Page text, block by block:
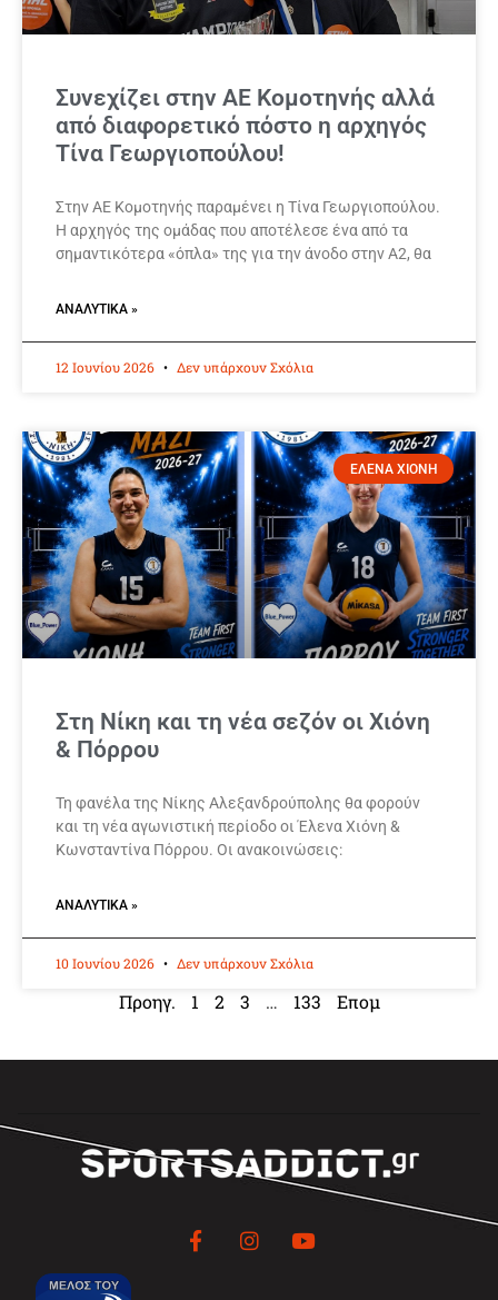
Συνεχίζει στην ΑΕ Κομοτηνής αλλά
από διαφορετικό πόστο η αρχηγός
Τίνα Γεωργιοπούλου!
Στην ΑΕ Κομοτηνής παραμένει η Τίνα Γεωργιοπούλου.
Η αρχηγός της ομάδας που αποτέλεσε ένα από τα
σημαντικότερα «όπλα» της για την άνοδο στην Α2, θα
ΑΝΑΛΥΤΙΚΆ »
12 Ιουνίου 2026 Δεν υπάρχουν Σχόλια
ΕΛΕΝΑ ΧΙΟΝΗ
Στη Νίκη και τη νέα σεζόν οι Χιόνη
& Πόρρου
Τη φανέλα της Νίκης Αλεξανδρούπολης θα φορούν
και τη νέα αγωνιστική περίοδο οι Έλενα Χιόνη &
Κωνσταντίνα Πόρρου. Οι ανακοινώσεις:
ΑΝΑΛΥΤΙΚΆ »
10 Ιουνίου 2026 Δεν υπάρχουν Σχόλια
Προηγ. 1 2 3 … 133 Επομ